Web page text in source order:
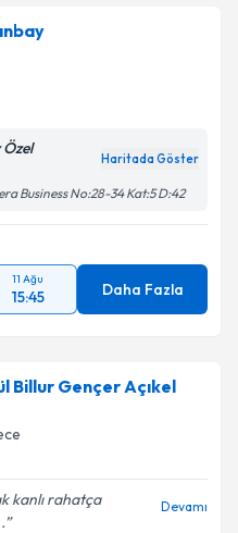
Haritada Göster
Business No:28-34 Kat:5 D:42
11 Ağu
15:45 Daha Fazla
Billur Gençer Açıkel
kanlı rahatça
Devamı